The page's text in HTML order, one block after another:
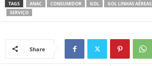
TAGS ANAC CONSUMIDOR GOL GOL LINHAS AÉREAS
SERVIÇO
Share